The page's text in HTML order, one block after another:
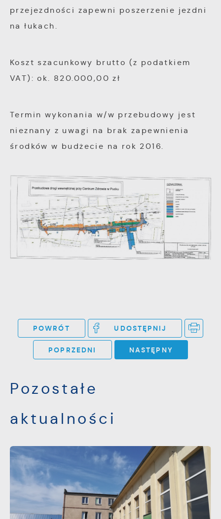
przejezdności zapewni poszerzenie jezdni
na łukach.
Koszt szacunkowy brutto (z podatkiem
VAT): ok. 820.000,00 zł
Termin wykonania w/w przebudowy jest
nieznany z uwagi na brak zapewnienia
środków w budżecie na rok 2016.
POWRÓT UDOSTĘPNIJ
POPRZEDNI NASTĘPNY
Pozostałe
aktualności